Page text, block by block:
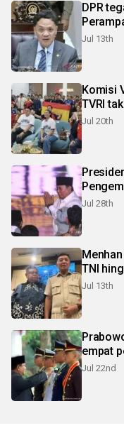
DPR
Jul 13th
Komisi
TVRI
Jul 20th
Jul 28th
TNI
Jul 13th
empat
Jul 22nd